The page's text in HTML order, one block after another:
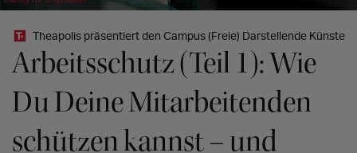
Theapolis präsentiert den Campus (Freie) Darstellende Künste
Arbeitsschutz (Teil 1): Wie
Du Deine Mitarbeitenden
schützen kannst – und